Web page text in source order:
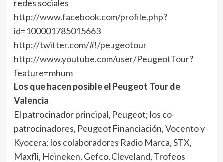
redes sociales
http://www.facebook.com/profile.php?
id=100001785015663
http://twitter.com/#!/peugeotour
http://www.youtube.com/user/PeugeotTour?
feature=mhum
Los que hacen posible el Peugeot Tour de
Valencia
El patrocinador principal, Peugeot; los co-
patrocinadores, Peugeot Financiación, Vocento y
Kyocera; los colaboradores Radio Marca, STX,
Maxfli, Heineken, Gefco, Cleveland, Trofeos